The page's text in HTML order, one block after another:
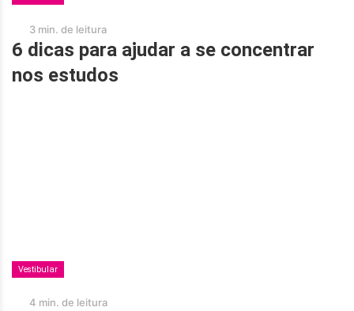
3 min. de leitura
6 dicas para ajudar a se concentrar
nos estudos
Vestibular
4 min. de leitura